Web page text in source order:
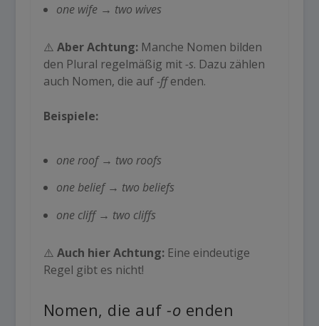
one wife → two wives
⚠️ Aber Achtung:Manche Nomen bilden
den Plural regelmäßig mit-s. Dazu zählen
auch Nomen, die auf-ffenden.
Beispiele:
one roof → two roofs
one belief → two beliefs
one cliff → two cliffs
⚠️ Auch hier Achtung:Eine eindeutige
Regel gibt es nicht!
Nomen, die auf -o enden